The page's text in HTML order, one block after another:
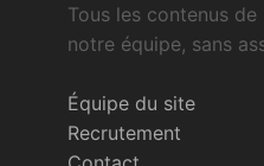
Tous les contenus
notre équipe, sans
Équipe du site
Recrutement